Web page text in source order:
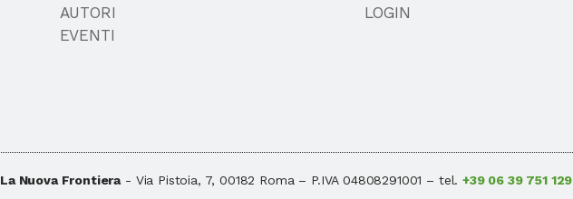
AUTORI
EVENTI
LOGIN
La Nuova Frontiera- Via Pistoia, 7, 00182 Roma – P.IVA 04808291001 – tel.+39 06 39 751 129